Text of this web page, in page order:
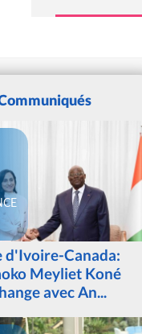
d'Ivoire-Canada:
Meyliet Koné
avec An...